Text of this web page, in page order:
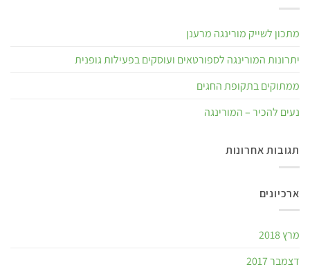
מתכון לשייק מורינגה מרענן
יתרונות המורינגה לספורטאים ועוסקים בפעילות גופנית
ממתוקים בתקופת החגים
נעים להכיר – המורינגה
תגובות אחרונות
ארכיונים
מרץ 2018
דצמבר 2017